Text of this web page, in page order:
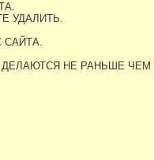
УДАЛИТЬ.
САЙТА.
НЕ РАНЬШЕ ЧЕМ